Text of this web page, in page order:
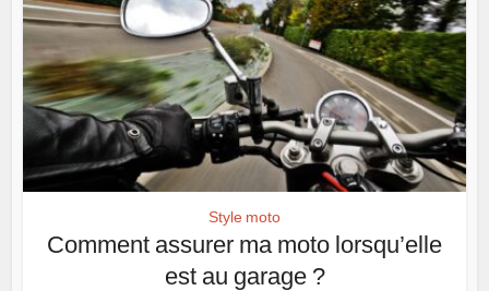
Style moto
Comment assurer ma moto lorsqu’elle
est au garage ?